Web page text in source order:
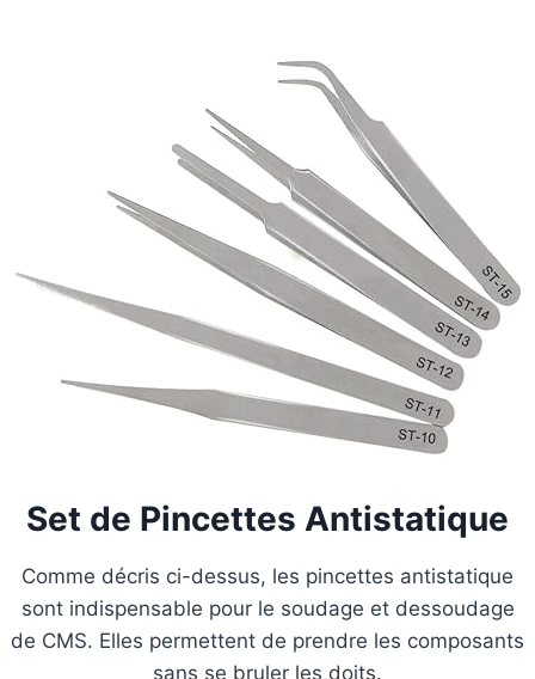
Set de Pincettes Antistatique
Comme décris ci-dessus, les pincettes antistatique
sont indispensable pour le soudage et dessoudage
de CMS. Elles permettent de prendre les composants
sans se bruler les doits.